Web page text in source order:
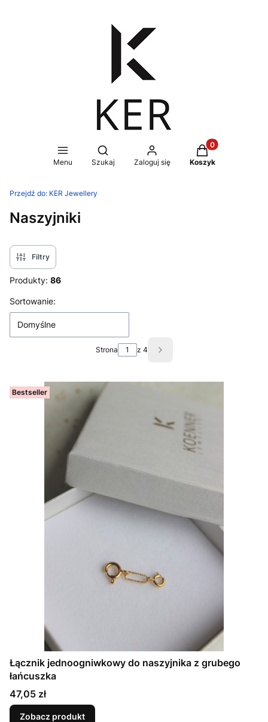
Menu
Otwórz wyszukiwarkę
Szukaj Zaloguj się
Produkty w
Koszyk
Przejdź do: KER Jewellery
Naszyjniki
Filtry
Produkty: 86
Lista produktów
Sortowanie:
Domyślne
Strona z 4 Następne produkty
Bestseller
Łącznik jednoogniwkowy do naszyjnika z grubego
łańcuszka
Cena
47,05 zł
Zobacz produkt